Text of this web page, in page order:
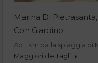
Marina Di
Con Giardino
Ad 1 km dalla spiaggia di
Maggiori dettagli